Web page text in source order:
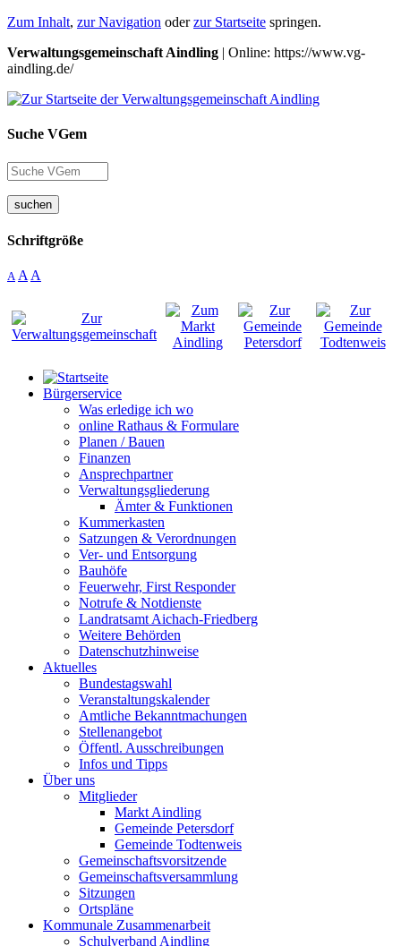
Zum Inhalt, zur Navigation oderzur Startseite springen.
Verwaltungsgemeinschaft Aindling | Online: https://www.vg-
aindling.de/
Suche VGem
suchen
Schriftgröße
A A A
Bürgerservice
Was erledige ich wo
online Rathaus & Formulare
Planen / Bauen
Finanzen
Ansprechpartner
Verwaltungsgliederung
Ämter & Funktionen
Kummerkasten
Satzungen & Verordnungen
Ver- und Entsorgung
Bauhöfe
Feuerwehr, First Responder
Notrufe & Notdienste
Landratsamt Aichach-Friedberg
Weitere Behörden
Datenschutzhinweise
Aktuelles
Bundestagswahl
Veranstaltungskalender
Amtliche Bekanntmachungen
Stellenangebot
Öffentl. Ausschreibungen
Infos und Tipps
Über uns
Mitglieder
Markt Aindling
Gemeinde Petersdorf
Gemeinde Todtenweis
Gemeinschaftsvorsitzende
Gemeinschaftsversammlung
Sitzungen
Ortspläne
Kommunale Zusammenarbeit
Schulverband Aindling